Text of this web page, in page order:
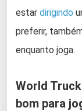
estar dirigindo
preferir,
enquanto joga.
World
bom para